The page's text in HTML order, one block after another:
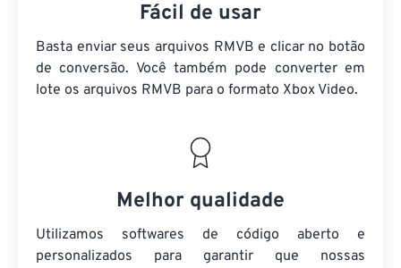
Fácil de usar
Basta enviar seus arquivos RMVB e clicar no botão
de conversão. Você também pode converter em
lote os arquivos RMVB para o formato Xbox Video.
Melhor qualidade
Utilizamos softwares de código aberto e
personalizados para garantir que nossas